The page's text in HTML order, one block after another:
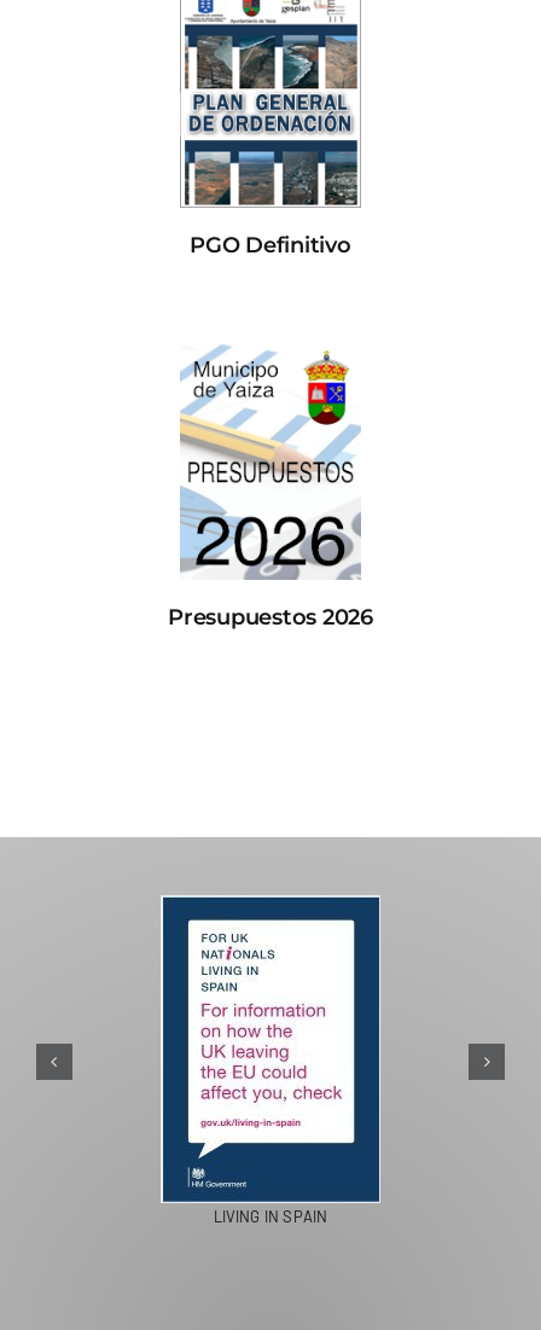
PGO Definitivo
Presupuestos 2026
LIVING IN SPAIN